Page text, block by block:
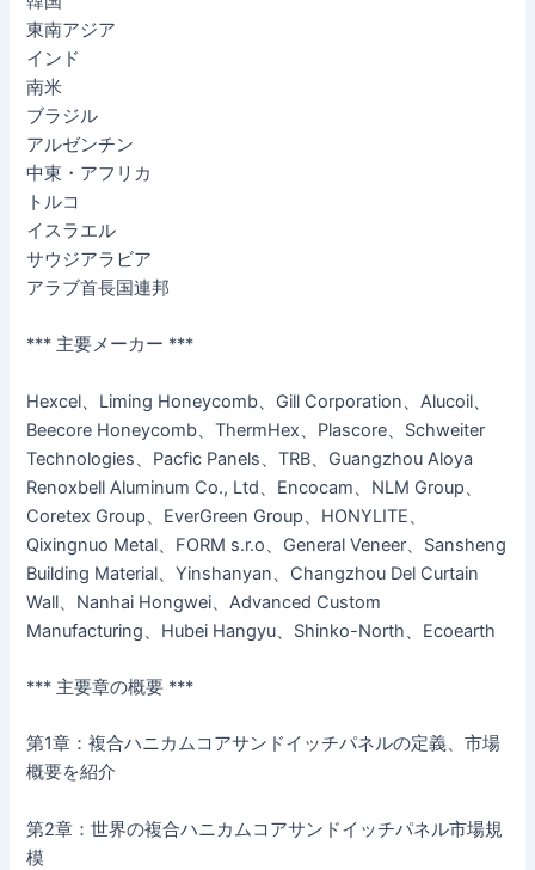
東南アジア
インド
南米
ブラジル
アルゼンチン
中東・アフリカ
トルコ
イスラエル
サウジアラビア
アラブ首長国連邦
*** 主要メーカー ***
Hexcel、Liming Honeycomb、Gill Corporation、Alucoil、
Beecore Honeycomb、ThermHex、Plascore、Schweiter
Technologies、Pacfic Panels、TRB、Guangzhou Aloya
Renoxbell Aluminum Co., Ltd、Encocam、NLM Group、
Coretex Group、EverGreen Group、HONYLITE、
Qixingnuo Metal、FORM s.r.o、General Veneer、Sansheng
Building Material、Yinshanyan、Changzhou Del Curtain
Wall、Nanhai Hongwei、Advanced Custom
Manufacturing、Hubei Hangyu、Shinko-North、Ecoearth
*** 主要章の概要 ***
第1章：複合ハニカムコアサンドイッチパネルの定義、市場
概要を紹介
第2章：世界の複合ハニカムコアサンドイッチパネル市場規
模